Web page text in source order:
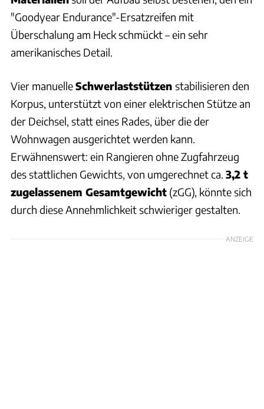
"Goodyear Endurance"-Ersatzreifen mit
Überschalung am Heck schmückt – ein sehr
amerikanisches Detail.
Vier manuelleSchwerlaststützen stabilisieren den
Korpus, unterstützt von einer elektrischen Stütze an
der Deichsel, statt eines Rades, über die der
Wohnwagen ausgerichtet werden kann.
Erwähnenswert: ein Rangieren ohne Zugfahrzeug
des stattlichen Gewichts, von umgerechnet ca. 3,2 t
zugelassenem Gesamtgewicht (zGG), könnte sich
durch diese Annehmlichkeit schwieriger gestalten.
ANZEIGE